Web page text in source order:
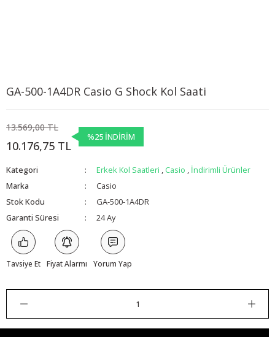
GA-500-1A4DR Casio G Shock Kol Saati
13.569,00 TL
10.176,75 TL
%25 İNDİRİM
Kategori Erkek Kol Saatleri , Casio , İndirimli Ürünler
Marka
Casio
Stok Kodu
GA-500-1A4DR
Garanti Süresi
24 Ay
Tavsiye Et Fiyat Alarmı Yorum Yap